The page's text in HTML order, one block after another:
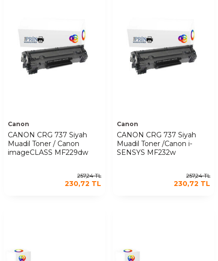
Canon
CANON CRG 737 Siyah
Muadil Toner / Canon
imageCLASS MF229dw
257,24TL
230,72 TL
Canon
CANON CRG 737 Siyah
Muadil Toner /Canon i-
SENSYS MF232w
257,24TL
230,72 TL